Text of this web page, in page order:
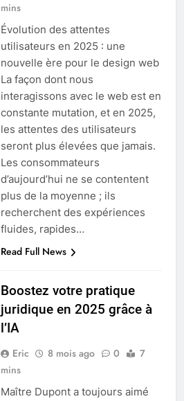
mins
Évolution des attentes
utilisateurs en 2025 : une
nouvelle ère pour le design web
La façon dont nous
interagissons avec le web est en
constante mutation, et en 2025,
les attentes des utilisateurs
seront plus élevées que jamais.
Les consommateurs
d’aujourd’hui ne se contentent
plus de la moyenne ; ils
recherchent des expériences
fluides, rapides…
Read Full News
Boostez votre pratique
juridique en 2025 grâce à
l’IA
Eric 8 mois ago 0
7
mins
Maître Dupont a toujours aimé